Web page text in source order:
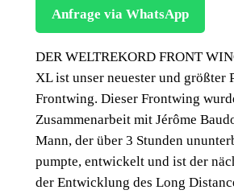
Anfrage via WhatsApp
DER WELTREKORD FRONT
XL ist unser neuester und größter
Frontwing. Dieser Frontwing
Zusammenarbeit mit Jérôme
Mann, der über 3 Stunden
pumpte, entwickelt und ist der
der Entwicklung des Long